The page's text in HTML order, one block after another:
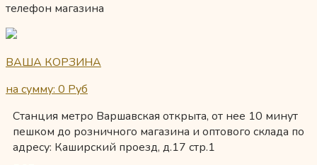
телефон магазина
ВАША КОРЗИНА
на сумму: 0 Руб
Станция метро Варшавская открыта, от нее 10 минут
пешком до розничного магазина и оптового склада по
адресу: Каширский проезд, д.17 стр.1